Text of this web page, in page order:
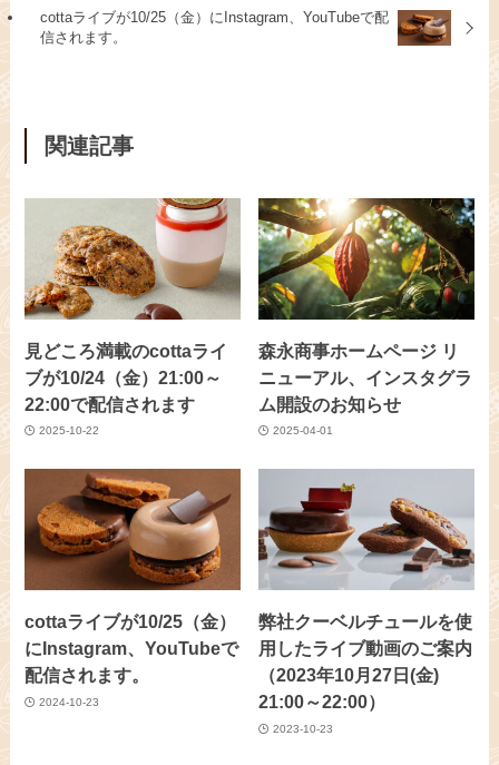
cottaライブが10/25（金）にInstagram、YouTubeで配
信されます。
関連記事
見どころ満載のcottaライ
ブが10/24（金）21:00～
22:00で配信されます
2025-10-22
森永商事ホームページ リ
ニューアル、インスタグラ
ム開設のお知らせ
2025-04-01
cottaライブが10/25（金）
にInstagram、YouTubeで
配信されます。
2024-10-23
弊社クーベルチュールを使
用したライブ動画のご案内
（2023年10月27日(金)
21:00～22:00）
2023-10-23